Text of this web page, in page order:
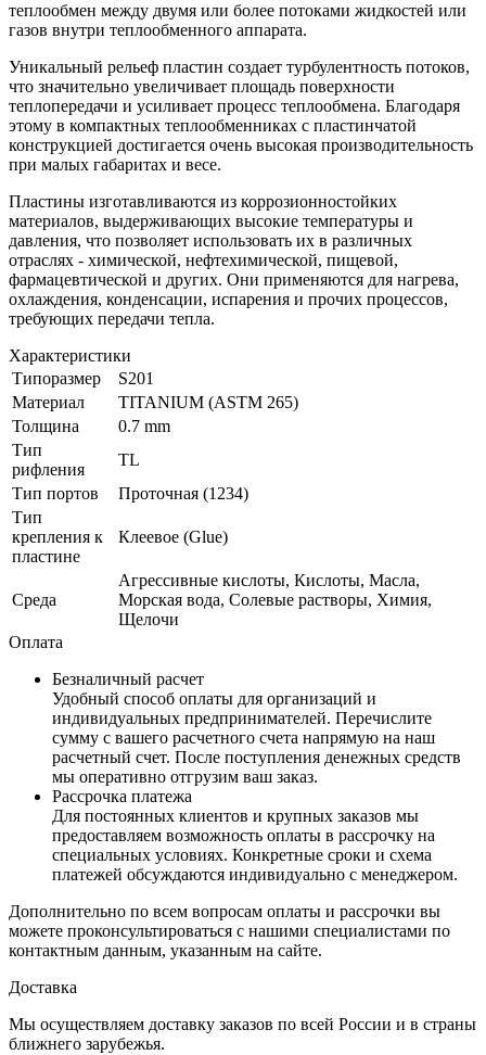
теплообмен между двумя или более потоками жидкостей или
газов внутри теплообменного аппарата.
Уникальный рельеф пластин создает турбулентность потоков,
что значительно увеличивает площадь поверхности
теплопередачи и усиливает процесс теплообмена. Благодаря
этому в компактных теплообменниках с пластинчатой
конструкцией достигается очень высокая производительность
при малых габаритах и весе.
Пластины изготавливаются из коррозионностойких
материалов, выдерживающих высокие температуры и
давления, что позволяет использовать их в различных
отраслях - химической, нефтехимической, пищевой,
фармацевтической и других. Они применяются для нагрева,
охлаждения, конденсации, испарения и прочих процессов,
требующих передачи тепла.
Характеристики
Типоразмер
S201
Материал
TITANIUM (ASTM 265)
Толщина
0.7 mm
Тип
рифления
TL
Тип портов
Проточная (1234)
Тип
крепления к
пластине
Клеевое (Glue)
Среда
Агрессивные кислоты, Кислоты, Масла,
Морская вода, Солевые растворы, Химия,
Щелочи
Оплата
Безналичный расчет
Удобный способ оплаты для организаций и
индивидуальных предпринимателей. Перечислите
сумму с вашего расчетного счета напрямую на наш
расчетный счет. После поступления денежных средств
мы оперативно отгрузим ваш заказ.
Рассрочка платежа
Для постоянных клиентов и крупных заказов мы
предоставляем возможность оплаты в рассрочку на
специальных условиях. Конкретные сроки и схема
платежей обсуждаются индивидуально с менеджером.
Дополнительно по всем вопросам оплаты и рассрочки вы
можете проконсультироваться с нашими специалистами по
контактным данным, указанным на сайте.
Доставка
Мы осуществляем доставку заказов по всей России и в страны
ближнего зарубежья.